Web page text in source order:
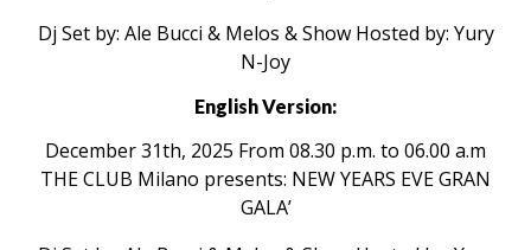
Dj Set by: Ale Bucci & Melos & Show Hosted by: Yury
N-Joy
English Version:
December 31th, 2025 From 08.30 p.m. to 06.00 a.m
THE CLUB Milano presents: NEW YEARS EVE GRAN
GALA’